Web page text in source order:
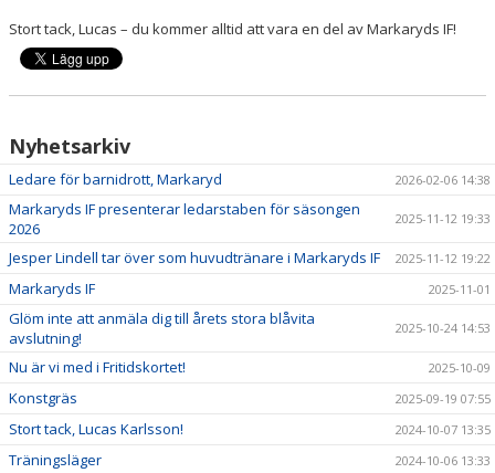
Stort tack, Lucas – du kommer alltid att vara en del av Markaryds IF!
Nyhetsarkiv
Ledare för barnidrott, Markaryd 2026-02-06 14:38
Markaryds IF presenterar ledarstaben för säsongen
2026
2025-11-12 19:33
Jesper Lindell tar över som huvudtränare i Markaryds IF 2025-11-12 19:22
Markaryds IF 2025-11-01
Glöm inte att anmäla dig till årets stora blåvita
avslutning!
2025-10-24 14:53
Nu är vi med i Fritidskortet! 2025-10-09
Konstgräs 2025-09-19 07:55
Stort tack, Lucas Karlsson! 2024-10-07 13:35
Träningsläger 2024-10-06 13:33